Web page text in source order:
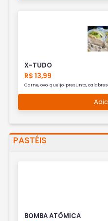
X-TUDO
R$ 13,99
Carne, ovo, queijo, presunto,
PASTÉIS
BOMBA ATÔMICA